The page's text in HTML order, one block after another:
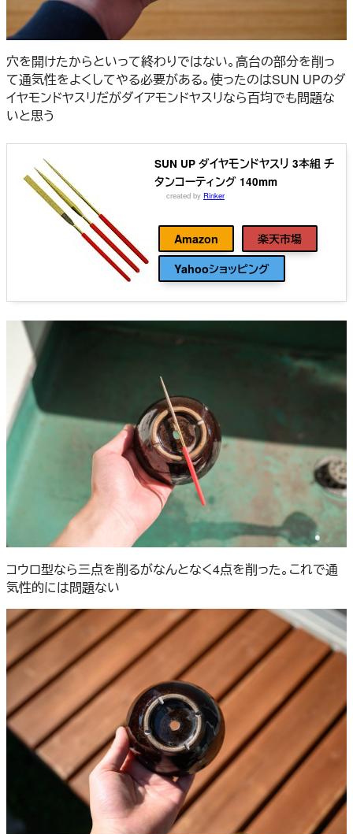
穴を開けたからといって終わりではない。高台の部分を削っ
て通気性をよくしてやる必要がある。使ったのはSUN UPのダ
イヤモンドヤスリだがダイアモンドヤスリなら百均でも問題な
いと思う
SUN UP ダイヤモンドヤスリ 3本組 チ
タンコーティング 140mm
created by Rinker
Amazon
楽天市場
Yahooショッピング
コウロ型なら三点を削るがなんとなく4点を削った。これで通
気性的には問題ない